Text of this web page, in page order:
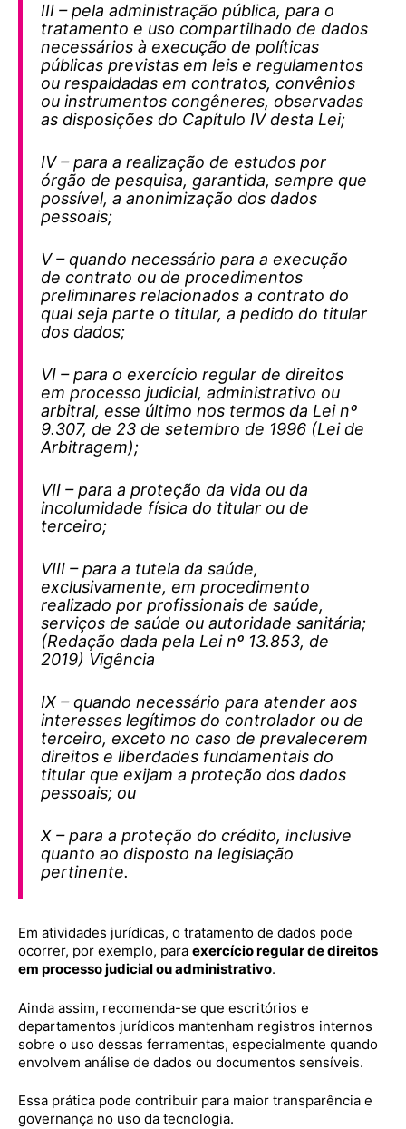
III – pela administração pública, para o
tratamento e uso compartilhado de dados
necessários à execução de políticas
públicas previstas em leis e regulamentos
ou respaldadas em contratos, convênios
ou instrumentos congêneres, observadas
as disposições do Capítulo IV desta Lei;
IV – para a realização de estudos por
órgão de pesquisa, garantida, sempre que
possível, a anonimização dos dados
pessoais;
V – quando necessário para a execução
de contrato ou de procedimentos
preliminares relacionados a contrato do
qual seja parte o titular, a pedido do titular
dos dados;
VI – para o exercício regular de direitos
em processo judicial, administrativo ou
arbitral, esse último nos termos da Lei nº
9.307, de 23 de setembro de 1996 (Lei de
Arbitragem);
VII – para a proteção da vida ou da
incolumidade física do titular ou de
terceiro;
VIII – para a tutela da saúde,
exclusivamente, em procedimento
realizado por profissionais de saúde,
serviços de saúde ou autoridade sanitária;
(Redação dada pela Lei nº 13.853, de
2019) Vigência
IX – quando necessário para atender aos
interesses legítimos do controlador ou de
terceiro, exceto no caso de prevalecerem
direitos e liberdades fundamentais do
titular que exijam a proteção dos dados
pessoais; ou
X – para a proteção do crédito, inclusive
quanto ao disposto na legislação
pertinente.
Em atividades jurídicas, o tratamento de dados pode
ocorrer, por exemplo, para exercício regular de direitos
em processo judicial ou administrativo.
Ainda assim, recomenda-se que escritórios e
departamentos jurídicos mantenham registros internos
sobre o uso dessas ferramentas, especialmente quando
envolvem análise de dados ou documentos sensíveis.
Essa prática pode contribuir para maior transparência e
governança no uso da tecnologia.